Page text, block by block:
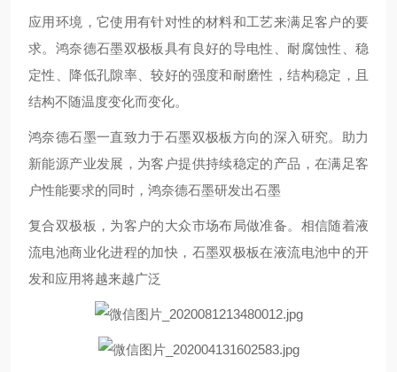
应用环境，它使用有针对性的材料和工艺来满足客户的要
求。鸿奈德石墨双极板具有良好的导电性、耐腐蚀性、稳
定性、降低孔隙率、较好的强度和耐磨性，结构稳定，且
结构不随温度变化而变化。
鸿奈德石墨一直致力于石墨双极板方向的深入研究。助力
新能源产业发展，为客户提供持续稳定的产品，在满足客
户性能要求的同时，鸿奈德石墨研发出石墨
复合双极板，为客户的大众市场布局做准备。相信随着液
流电池商业化进程的加快，石墨双极板在液流电池中的开
发和应用将越来越广泛